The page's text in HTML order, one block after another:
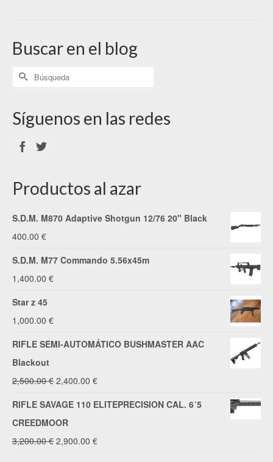
Buscar en el blog
Síguenos en las redes
Productos al azar
S.D.M. M870 Adaptive Shotgun 12/76 20" Black
400.00 €
S.D.M. M77 Commando 5.56x45m
1,400.00 €
Star z 45
1,000.00 €
RIFLE SEMI-AUTOMÁTICO BUSHMASTER AAC
Blackout
2,500.00€ El
2,400.00 €El
RIFLE SAVAGE 110 ELITEPRECISION CAL. 6´5
CREEDMOOR
3,200.00€ El
2,900.00 €El